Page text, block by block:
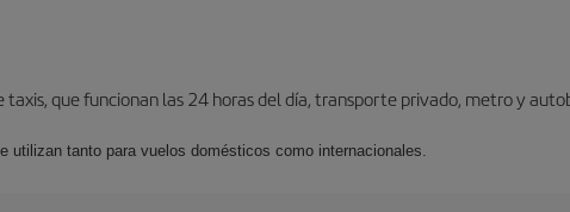
que funcionan las 24 horas del día, transporte privado, metro y
utilizan tanto para vuelos domésticos como internacionales.